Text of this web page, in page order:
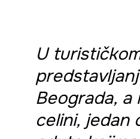
U
Beograda, a
celini, jedan